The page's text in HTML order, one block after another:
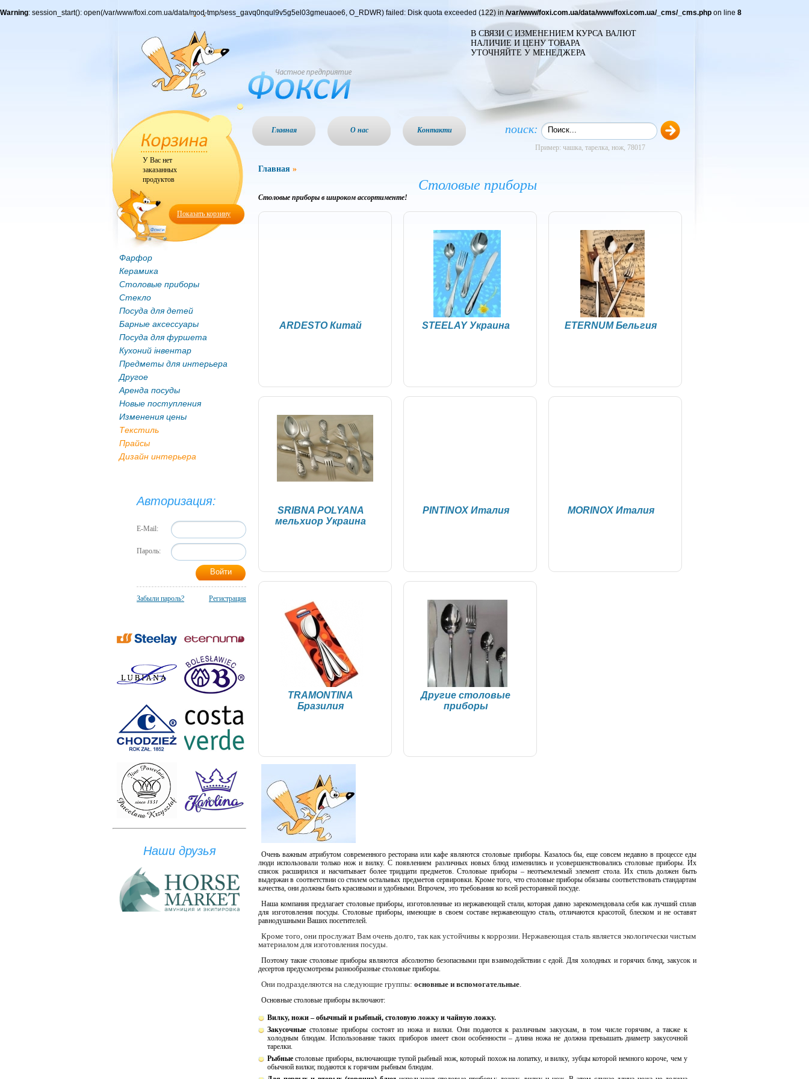
Warning: session_start(): open(/var/www/foxi.com.ua/data/mod-tmp/sess_gavq0nqul9v5g5el03gmeuaoe6, O_RDWR) failed: Disk quota exceeded (122) in /var/www/foxi.com.ua/data/www/foxi.com.ua/_cms/_cms.php on line 8
В СВЯЗИ С ИЗМЕНЕНИЕМ КУРСА ВАЛЮТ
НАЛИЧИЕ И ЦЕНУ ТОВАРА
УТОЧНЯЙТЕ У МЕНЕДЖЕРА
Показать корзину
У Вас нет
заказанных
продуктов
Фарфор
Керамика
Столовые приборы
Стекло
Посуда для детей
Барные аксессуары
Посуда для фуршета
Кухоний інвентар
Предметы для интерьера
Другое
Аренда посуды
Новые поступления
Изменения цены
Текстиль
Прайсы
Дизайн интерьера
Авторизация:
E-Mail:
Пароль:
Забыли пароль? Регистрация
Наши друзья
Главная О нас Контакти поиск:
Пример: чашка, тарелка, нож, 78017
Главная »
Столовые приборы
Столовые приборы в широком ассортименте!
ARDESTO Китай STEELAY Украина ETERNUM Бельгия
SRIBNA POLYANA
мельхиор Украина
PINTINOX Италия MORINOX Италия
TRAMONTINA
Бразилия
Другие столовые
приборы
Очень важным атрибутом современного ресторана или кафе являются столовые приборы. Казалось бы, еще совсем недавно в процессе еды
люди использовали только нож и вилку. С появлением различных новых блюд изменились и усовершенствовались столовые приборы. Их
список расширился и насчитывает более тридцати предметов. Столовые приборы – неотъемлемый элемент стола. Их стиль должен быть
выдержан в соответствии со стилем остальных предметов сервировки. Кроме того, что столовые приборы обязаны соответствовать стандартам
качества, они должны быть красивыми и удобными. Впрочем, это требования ко всей ресторанной посуде.
Наша компания предлагает столовые приборы, изготовленные из нержавеющей стали, которая давно зарекомендовала себя как лучший сплав
для изготовления посуды. Столовые приборы, имеющие в своем составе нержавеющую сталь, отличаются красотой, блеском и не оставят
равнодушными Ваших посетителей.
Кроме того, они прослужат Вам очень долго, так как устойчивы к коррозии. Нержавеющая сталь является экологически чистым
материалом для изготовления посуды.
Поэтому такие столовые приборы являются абсолютно безопасными при взаимодействии с едой. Для холодных и горячих блюд, закусок и
десертов предусмотрены разнообразные столовые приборы.
Они подразделяются на следующие группы: основные и вспомогательные.
Основные столовые приборы включают:
Вилку, ножи – обычный и рыбный, столовую ложку и чайную ложку.
Закусочные столовые приборы состоят из ножа и вилки. Они подаются к различным закускам, в том числе горячим, а также к
холодным блюдам. Использование таких приборов имеет свои особенности – длина ножа не должна превышать диаметр закусочной
тарелки.
Рыбные столовые приборы, включающие тупой рыбный нож, который похож на лопатку, и вилку, зубцы которой немного короче, чем у
обычной вилки; подаются к горячим рыбным блюдам.